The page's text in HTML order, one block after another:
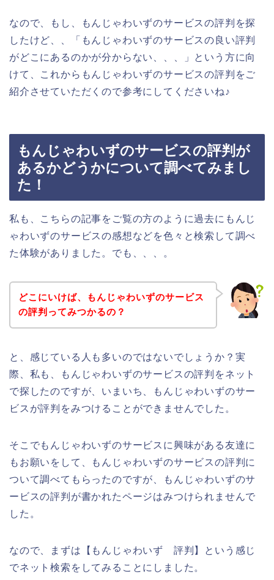
なので、もし、もんじゃわいずのサービスの評判を探
したけど、、「もんじゃわいずのサービスの良い評判
がどこにあるのかが分からない、、、」という方に向
けて、これからもんじゃわいずのサービスの評判をご
紹介させていただくので参考にしてくださいね♪
もんじゃわいずのサービスの評判が
あるかどうかについて調べてみまし
た！
私も、こちらの記事をご覧の方のように過去にもんじ
ゃわいずのサービスの感想などを色々と検索して調べ
た体験がありました。でも、、、。
どこにいけば、もんじゃわいずのサービス
の評判ってみつかるの？
と、感じている人も多いのではないでしょうか？実
際、私も、もんじゃわいずのサービスの評判をネット
で探したのですが、いまいち、もんじゃわいずのサー
ビスが評判をみつけることができませんでした。
そこでもんじゃわいずのサービスに興味がある友達に
もお願いをして、もんじゃわいずのサービスの評判に
ついて調べてもらったのですが、もんじゃわいずのサ
ービスの評判が書かれたページはみつけられませんで
した。
なので、まずは【もんじゃわいず 評判】という感じ
でネット検索をしてみることにしました。